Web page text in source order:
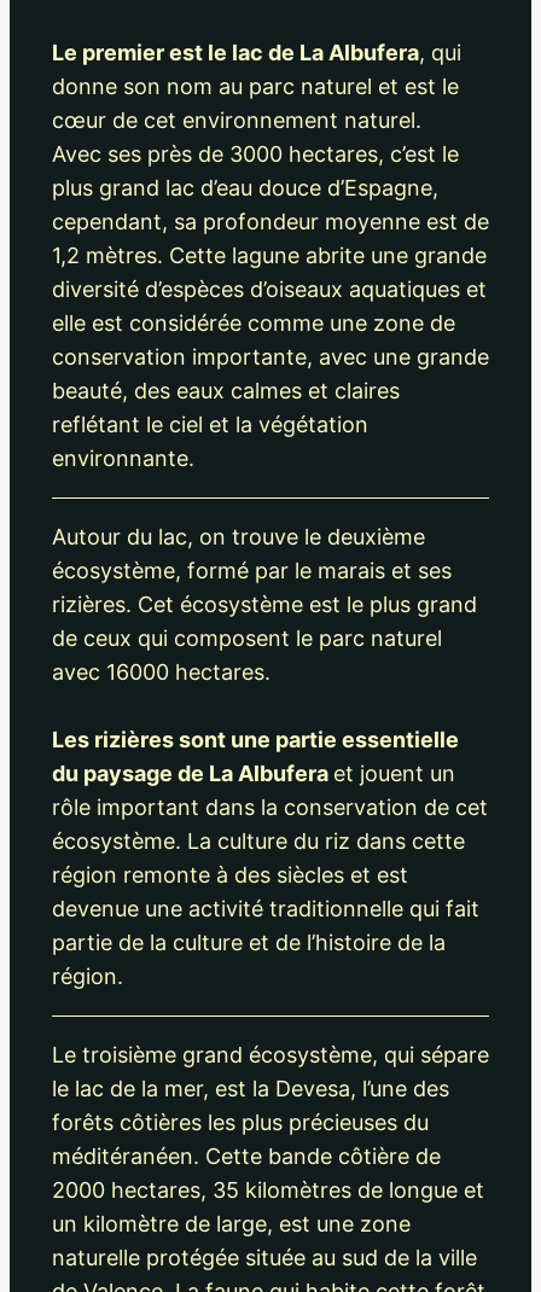
Le premier est le lac de La Albufera, qui
donne son nom au parc naturel et est le
cœur de cet environnement naturel.
Avec ses près de 3000 hectares, c’est le
plus grand lac d’eau douce d’Espagne,
cependant, sa profondeur moyenne est de
1,2 mètres. Cette lagune abrite une grande
diversité d’espèces d’oiseaux aquatiques et
elle est considérée comme une zone de
conservation importante, avec une grande
beauté, des eaux calmes et claires
reflétant le ciel et la végétation
environnante.
Autour du lac, on trouve le deuxième
écosystème, formé par le marais et ses
rizières. Cet écosystème est le plus grand
de ceux qui composent le parc naturel
avec 16000 hectares.
Les rizières sont une partie essentielle
du paysage de La Albufera et jouent un
rôle important dans la conservation de cet
écosystème. La culture du riz dans cette
région remonte à des siècles et est
devenue une activité traditionnelle qui fait
partie de la culture et de l’histoire de la
région.
Le troisième grand écosystème, qui sépare
le lac de la mer, est la Devesa, l’une des
forêts côtières les plus précieuses du
méditéranéen. Cette bande côtière de
2000 hectares, 35 kilomètres de longue et
un kilomètre de large, est une zone
naturelle protégée située au sud de la ville